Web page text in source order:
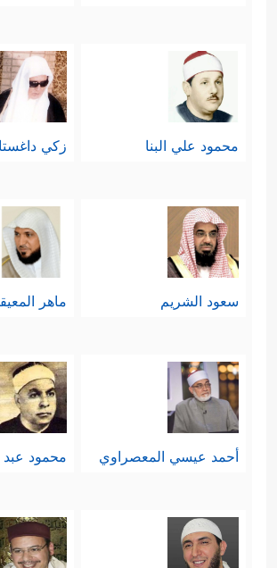
محمود علي البنا زكي
سعود الشريم ماهر
أحمد عيسي المعصراوي محمود عبد